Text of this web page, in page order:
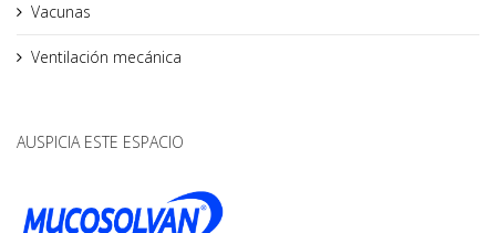
Vacunas
Ventilación mecánica
AUSPICIA ESTE ESPACIO